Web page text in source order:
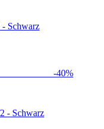
Schwarz
-40%
- Schwarz